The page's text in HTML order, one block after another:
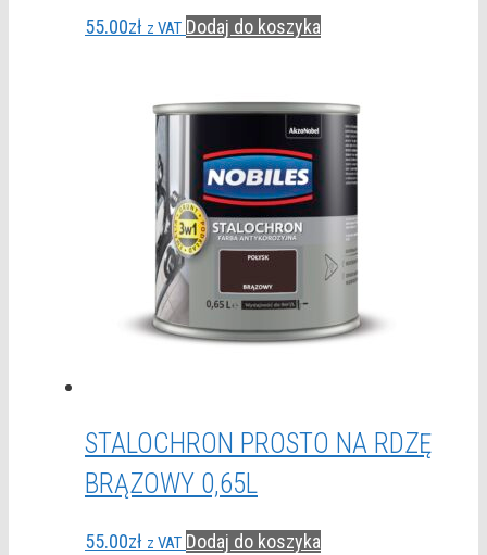
55.00zł z VAT Dodaj do koszyka
STALOCHRON PROSTO NA RDZĘ
BRĄZOWY 0,65L
55.00zł z VAT Dodaj do koszyka